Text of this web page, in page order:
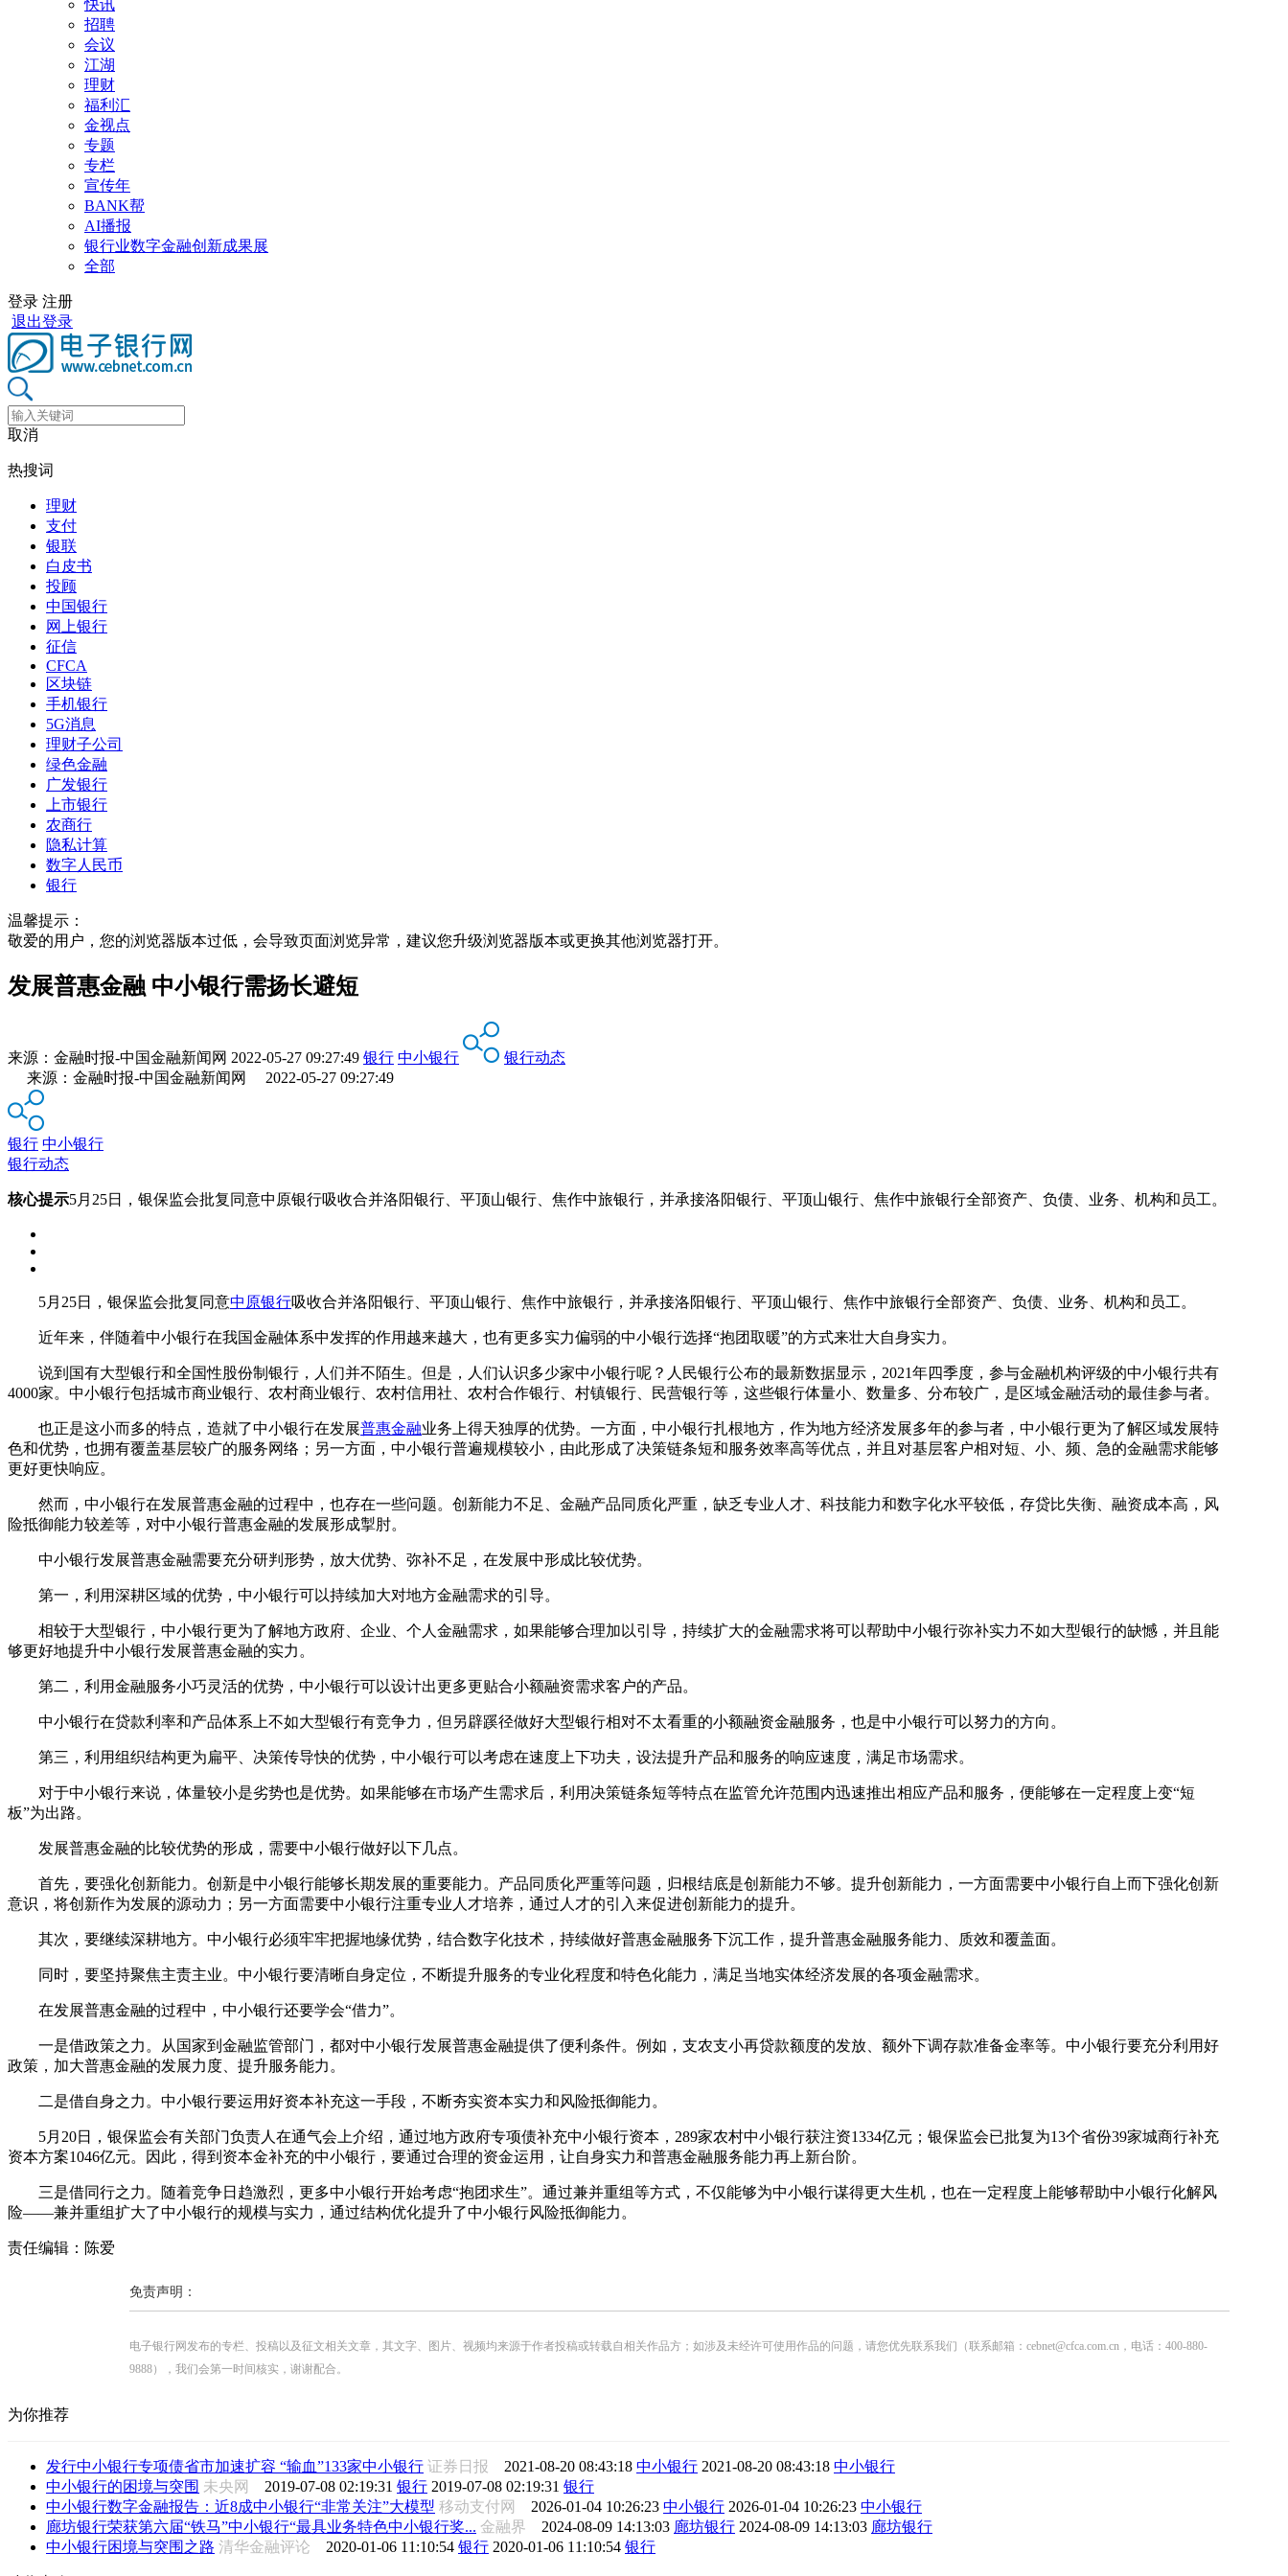
快讯
招聘
会议
江湖
理财
福利汇
金视点
专题
专栏
宣传年
BANK帮
AI播报
银行业数字金融创新成果展
全部
登录 注册
退出登录
取消
热搜词
理财
支付
银联
白皮书
投顾
中国银行
网上银行
征信
CFCA
区块链
手机银行
5G消息
理财子公司
绿色金融
广发银行
上市银行
农商行
隐私计算
数字人民币
银行
温馨提示：
敬爱的用户，您的浏览器版本过低，会导致页面浏览异常，建议您升级浏览器版本或更换其他浏览器打开。
发展普惠金融 中小银行需扬长避短
来源： 金融时报-中国金融新闻网 2022-05-27 09:27:49 银行 中小银行
银行动态
来源：金融时报-中国金融新闻网 2022-05-27 09:27:49
银行 中小银行
银行动态
核心提示5月25日，银保监会批复同意中原银行吸收合并洛阳银行、平顶山银行、焦作中旅银行，并承接洛阳银行、平顶山银行、焦作中旅银行全部资产、负债、业务、机构和员工。
5月25日，银保监会批复同意中原银行吸收合并洛阳银行、平顶山银行、焦作中旅银行，并承接洛阳银行、平顶山银行、焦作中旅银行全部资产、负债、业务、机构和员工。
近年来，伴随着中小银行在我国金融体系中发挥的作用越来越大，也有更多实力偏弱的中小银行选择“抱团取暖”的方式来壮大自身实力。
说到国有大型银行和全国性股份制银行，人们并不陌生。但是，人们认识多少家中小银行呢？人民银行公布的最新数据显示，2021年四季度，参与金融机构评级的中小银行共有
4000家。中小银行包括城市商业银行、农村商业银行、农村信用社、农村合作银行、村镇银行、民营银行等，这些银行体量小、数量多、分布较广，是区域金融活动的最佳参与者。
也正是这小而多的特点，造就了中小银行在发展普惠金融业务上得天独厚的优势。一方面，中小银行扎根地方，作为地方经济发展多年的参与者，中小银行更为了解区域发展特
色和优势，也拥有覆盖基层较广的服务网络；另一方面，中小银行普遍规模较小，由此形成了决策链条短和服务效率高等优点，并且对基层客户相对短、小、频、急的金融需求能够
更好更快响应。
然而，中小银行在发展普惠金融的过程中，也存在一些问题。创新能力不足、金融产品同质化严重，缺乏专业人才、科技能力和数字化水平较低，存贷比失衡、融资成本高，风
险抵御能力较差等，对中小银行普惠金融的发展形成掣肘。
中小银行发展普惠金融需要充分研判形势，放大优势、弥补不足，在发展中形成比较优势。
第一，利用深耕区域的优势，中小银行可以持续加大对地方金融需求的引导。
相较于大型银行，中小银行更为了解地方政府、企业、个人金融需求，如果能够合理加以引导，持续扩大的金融需求将可以帮助中小银行弥补实力不如大型银行的缺憾，并且能
够更好地提升中小银行发展普惠金融的实力。
第二，利用金融服务小巧灵活的优势，中小银行可以设计出更多更贴合小额融资需求客户的产品。
中小银行在贷款利率和产品体系上不如大型银行有竞争力，但另辟蹊径做好大型银行相对不太看重的小额融资金融服务，也是中小银行可以努力的方向。
第三，利用组织结构更为扁平、决策传导快的优势，中小银行可以考虑在速度上下功夫，设法提升产品和服务的响应速度，满足市场需求。
对于中小银行来说，体量较小是劣势也是优势。如果能够在市场产生需求后，利用决策链条短等特点在监管允许范围内迅速推出相应产品和服务，便能够在一定程度上变“短
板”为出路。
发展普惠金融的比较优势的形成，需要中小银行做好以下几点。
首先，要强化创新能力。创新是中小银行能够长期发展的重要能力。产品同质化严重等问题，归根结底是创新能力不够。提升创新能力，一方面需要中小银行自上而下强化创新
意识，将创新作为发展的源动力；另一方面需要中小银行注重专业人才培养，通过人才的引入来促进创新能力的提升。
其次，要继续深耕地方。中小银行必须牢牢把握地缘优势，结合数字化技术，持续做好普惠金融服务下沉工作，提升普惠金融服务能力、质效和覆盖面。
同时，要坚持聚焦主责主业。中小银行要清晰自身定位，不断提升服务的专业化程度和特色化能力，满足当地实体经济发展的各项金融需求。
在发展普惠金融的过程中，中小银行还要学会“借力”。
一是借政策之力。从国家到金融监管部门，都对中小银行发展普惠金融提供了便利条件。例如，支农支小再贷款额度的发放、额外下调存款准备金率等。中小银行要充分利用好
政策，加大普惠金融的发展力度、提升服务能力。
二是借自身之力。中小银行要运用好资本补充这一手段，不断夯实资本实力和风险抵御能力。
5月20日，银保监会有关部门负责人在通气会上介绍，通过地方政府专项债补充中小银行资本，289家农村中小银行获注资1334亿元；银保监会已批复为13个省份39家城商行补充
资本方案1046亿元。因此，得到资本金补充的中小银行，要通过合理的资金运用，让自身实力和普惠金融服务能力再上新台阶。
三是借同行之力。随着竞争日趋激烈，更多中小银行开始考虑“抱团求生”。通过兼并重组等方式，不仅能够为中小银行谋得更大生机，也在一定程度上能够帮助中小银行化解风
险——兼并重组扩大了中小银行的规模与实力，通过结构优化提升了中小银行风险抵御能力。
责任编辑：陈爱
免责声明：
电子银行网发布的专栏、投稿以及征文相关文章，其文字、图片、视频均来源于作者投稿或转载自相关作品方；如涉及未经许可使用作品的问题，请您优先联系我们（联系邮箱：cebnet@cfca.com.cn，电话：400-880-
9888），我们会第一时间核实，谢谢配合。
为你推荐
发行中小银行专项债省市加速扩容 “输血”133家中小银行 证券日报 2021-08-20 08:43:18 中小银行 2021-08-20 08:43:18 中小银行
中小银行的困境与突围 未央网 2019-07-08 02:19:31 银行 2019-07-08 02:19:31 银行
中小银行数字金融报告：近8成中小银行“非常关注”大模型 移动支付网 2026-01-04 10:26:23 中小银行 2026-01-04 10:26:23 中小银行
廊坊银行荣获第六届“铁马”中小银行“最具业务特色中小银行奖... 金融界 2024-08-09 14:13:03 廊坊银行 2024-08-09 14:13:03 廊坊银行
中小银行困境与突围之路 清华金融评论 2020-01-06 11:10:54 银行 2020-01-06 11:10:54 银行